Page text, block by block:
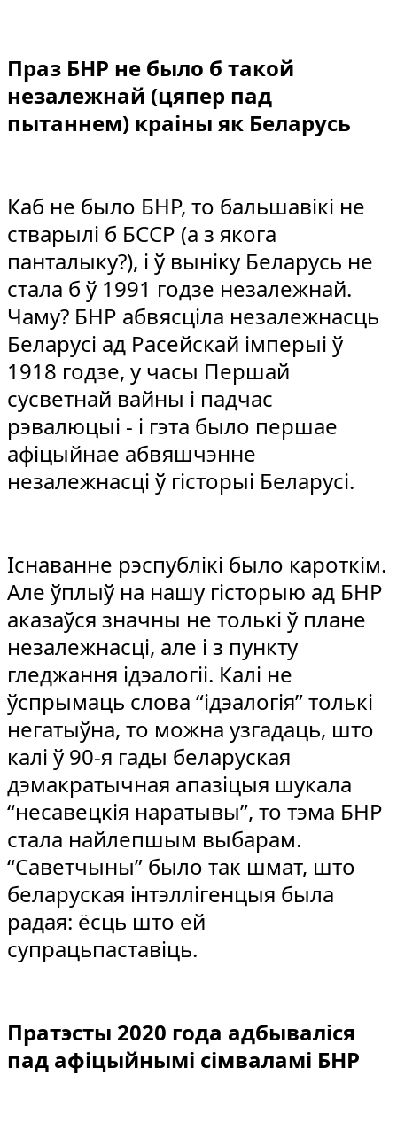
Праз БНР не было б такой
незалежнай (цяпер пад
пытаннем) краіны як Беларусь
Каб не было БНР, то бальшавікі не
стварылі б БССР (а з якога
панталыку?), і ў выніку Беларусь не
стала б ў 1991 годзе незалежнай.
Чаму? БНР абвясціла незалежнасць
Беларусі ад Расейскай імперыі ў
1918 годзе, у часы Першай
сусветнай вайны і падчас
рэвалюцыі - і гэта было першае
афіцыйнае абвяшчэнне
незалежнасці ў гісторыі Беларусі.
Існаванне рэспублікі было кароткім.
Але ўплыў на нашу гісторыю ад БНР
аказаўся значны не толькі ў плане
незалежнасці, але і з пункту
гледжання ідэалогіі. Калі не
ўспрымаць слова “ідэалогія” толькі
негатыўна, то можна узгадаць, што
калі ў 90-я гады беларуская
дэмакратычная апазіцыя шукала
“несавецкія наратывы”, то тэма БНР
стала найлепшым выбарам.
“Саветчыны” было так шмат, што
беларуская інтэллігенцыя была
радая: ёсць што ей
супрацьпаставіць.
Пратэсты 2020 года адбываліся
пад афіцыйнымі сімваламі БНР